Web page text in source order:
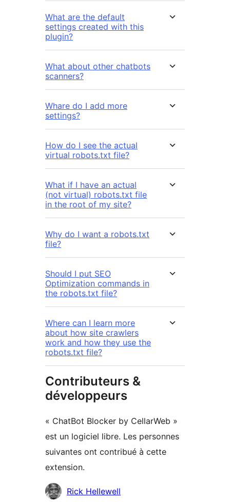
What are the default
settings created with this
plugin?
What about other chatbots
scanners?
Whare do I add more
settings?
How do I see the actual
virtual robots.txt file?
What if I have an actual
(not virtual) robots.txt file
in the root of my site?
Why do I want a robots.txt
file?
Should I put SEO
Optimization commands in
the robots.txt file?
Where can I learn more
about how site crawlers
work and how they use the
robots.txt file?
Contributeurs &
développeurs
« ChatBot Blocker by CellarWeb »
est un logiciel libre. Les personnes
suivantes ont contribué à cette
extension.
Contributeurs
Rick Hellewell